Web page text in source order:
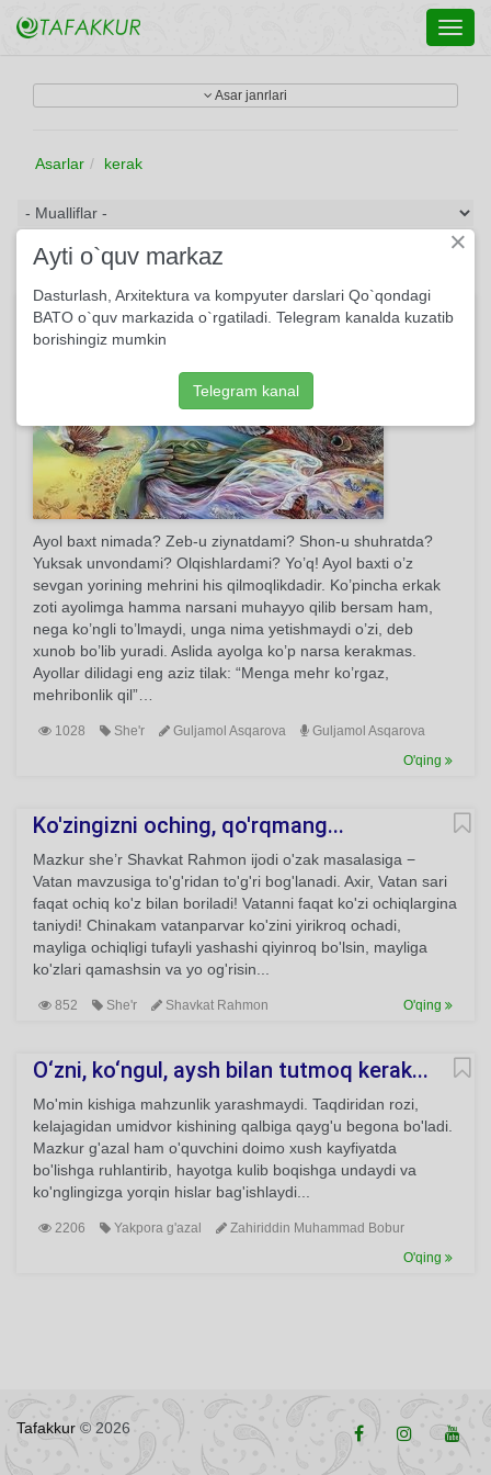
Asar janrlari
Asarlar kerak
Menga mehr ko'rgaz, mehribonlik qil...
Ayol baxt nimada? Zeb-u ziynatdami? Shon-u shuhratda?
Yuksak unvondami? Olqishlardami? Yo’q! Ayol baxti o’z
sevgan yorining mehrini his qilmoqlikdadir. Ko’pincha erkak
zoti ayolimga hamma narsani muhayyo qilib bersam ham,
nega ko’ngli to’lmaydi, unga nima yetishmaydi o’zi, deb
xunob bo’lib yuradi. Aslida ayolga ko’p narsa kerakmas.
Ayollar dilidagi eng aziz tilak: “Menga mehr ko’rgaz,
mehribonlik qil”…
1028 She'r Guljamol Asqarova
Guljamol Asqarova
O'qing
Ko'zingizni oching, qo'rqmang...
Mazkur she’r Shavkat Rahmon ijodi o'zak masalasiga −
Vatan mavzusiga to'g'ridan to'g'ri bog'lanadi. Axir, Vatan sari
faqat ochiq ko'z bilan boriladi! Vatanni faqat ko'zi ochiqlargina
taniydi! Chinakam vatanparvar ko'zini yirikroq ochadi,
mayliga ochiqligi tufayli yashashi qiyinroq bo'lsin, mayliga
ko'zlari qamashsin va yo og'risin...
852 She'r Shavkat Rahmon O'qing
O‘zni, ko‘ngul, aysh bilan tutmoq kerak...
Mo'min kishiga mahzunlik yarashmaydi. Taqdiridan rozi,
kelajagidan umidvor kishining qalbiga qayg'u begona bo'ladi.
Mazkur g'azal ham o'quvchini doimo xush kayfiyatda
bo'lishga ruhlantirib, hayotga kulib boqishga undaydi va
ko'nglingizga yorqin hislar bag'ishlaydi...
2206 Yakpora g'azal
Zahiriddin Muhammad Bobur
O'qing
Tafakkur © 2026
×
Ayti o`quv markaz
Dasturlash, Arxitektura va kompyuter darslari Qo`qondagi
BATO o`quv markazida o`rgatiladi. Telegram kanalda kuzatib
borishingiz mumkin
Telegram kanal